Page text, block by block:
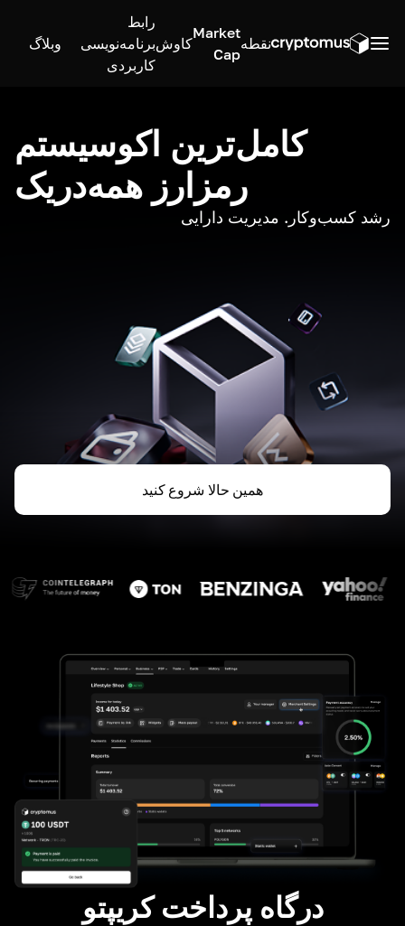
نقطه
Market
Cap
کاوش
رابط
برنامه‌نویسی
کاربردی
وبلاگ
کامل‌ترین اکوسیستم
رمزارز همه‌در‌یک
رشد کسب‌وکار. مدیریت دارایی
همین حالا شروع کنید
درگاه پرداخت کریپتو